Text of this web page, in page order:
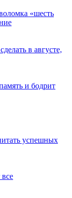
«шесть
в августе,
и бодрит
успешных